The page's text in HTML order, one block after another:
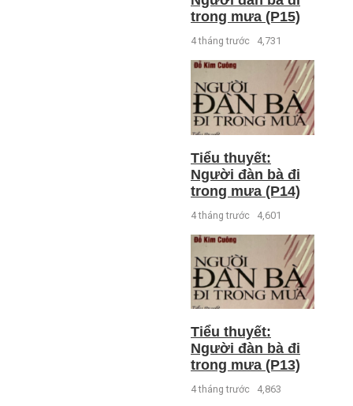
trong mưa (P15)
4 tháng trước 4,731
Tiểu thuyết:
Người đàn bà đi
trong mưa (P14)
4 tháng trước 4,601
Tiểu thuyết:
Người đàn bà đi
trong mưa (P13)
4 tháng trước 4,863